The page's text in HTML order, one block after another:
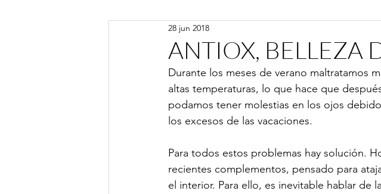
ANTIOX, BELLEZA
28 jun 2018
Durante los meses de verano maltratamos
altas temperaturas, lo que hace que
podamos tener molestias en los ojos
los excesos de las vacaciones.
Para todos estos problemas hay solución.
recientes complementos, pensado para
el interior. Para ello, es inevitable hablar de